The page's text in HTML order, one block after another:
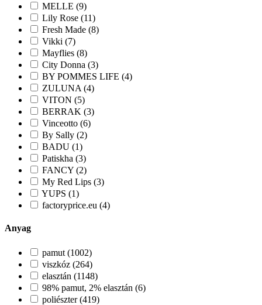
MELLE (9)
Lily Rose (11)
Fresh Made (8)
Vikki (7)
Mayflies (8)
City Donna (3)
BY POMMES LIFE (4)
ZULUNA (4)
VITON (5)
BERRAK (3)
Vinceotto (6)
By Sally (2)
BADU (1)
Patiskha (3)
FANCY (2)
My Red Lips (3)
YUPS (1)
factoryprice.eu (4)
Anyag
pamut (1002)
viszkóz (264)
elasztán (1148)
98% pamut, 2% elasztán (6)
poliészter (419)